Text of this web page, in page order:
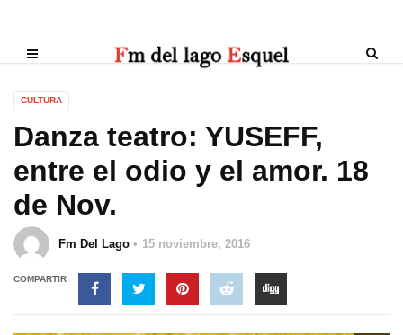
CULTURA
Danza teatro: YUSEFF,
entre el odio y el amor. 18
de Nov.
Fm Del Lago 15 noviembre, 2016
COMPARTIR